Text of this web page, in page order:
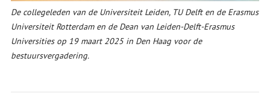
De collegeleden van de Universiteit Leiden, TU Delft en de Erasmus
Universiteit Rotterdam en de Dean van Leiden-Delft-Erasmus
Universities op 19 maart 2025 in Den Haag voor de
bestuursvergadering.